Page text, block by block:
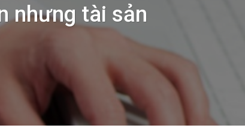
nhưng tài sản